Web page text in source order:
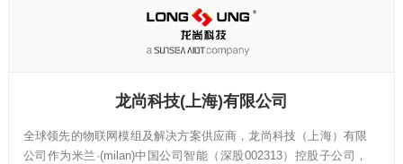
技术平台的模块或终端级别解决方案。
龙尚科技(上海)有限公司
全球领先的物联网模组及解决方案供应商，龙尚科技（上海）有限
公司作为米兰·(milan)中国公司智能（深股002313）控股子公司，